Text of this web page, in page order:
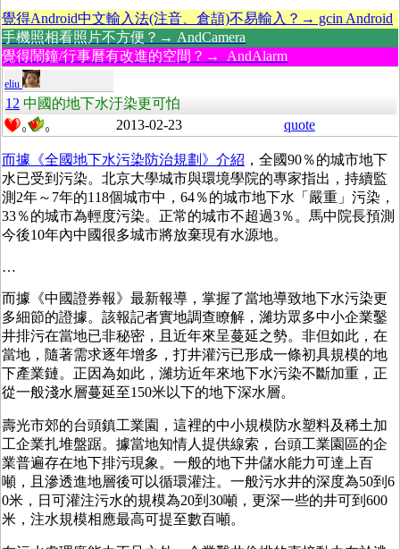
覺得Android中文輸入法(注音、倉頡)不易輸入？→ gcin Android
手機照相看照片不方便？→ AndCamera
覺得鬧鐘/行事曆有改進的空間？→ AndAlarm
eliu
12 中國的地下水汙染更可怕
0 0 2013-02-23 quote
而據《全國地下水污染防治規劃》介紹 ，全國90％的城市地下
水已受到污染。北京大學城市與環境學院的專家指出，持續監
測2年～7年的118個城市中，64％的城市地下水「嚴重」污染，
33％的城市為輕度污染。正常的城市不超過3％。馬中院長預測
今後10年內中國很多城市將放棄現有水源地。
…
而據《中國證券報》最新報導，掌握了當地導致地下水污染更
多細節的證據。該報記者實地調查瞭解，濰坊眾多中小企業鑿
井排污在當地已非秘密，且近年來呈蔓延之勢。非但如此，在
當地，隨著需求逐年增多，打井灌污已形成一條初具規模的地
下產業鏈。正因為如此，濰坊近年來地下水污染不斷加重，正
從一般淺水層蔓延至150米以下的地下深水層。
壽光市郊的台頭鎮工業園，這裡的中小規模防水塑料及稀土加
工企業扎堆盤踞。據當地知情人提供線索，台頭工業園區的企
業普遍存在地下排污現象。一般的地下井儲水能力可達上百
噸，且滲透進地層後可以循環灌注。一般污水井的深度為50到6
0米，日可灌注污水的規模為20到30噸，更深一些的井可到600
米，注水規模相應最高可提至數百噸。